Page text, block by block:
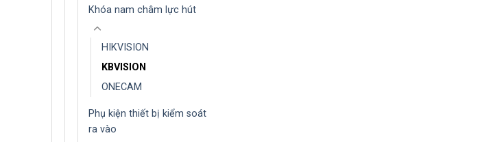
Khóa nam châm lực hút
HIKVISION
KBVISION
ONECAM
Phụ kiện thiết bị kiểm soát
ra vào